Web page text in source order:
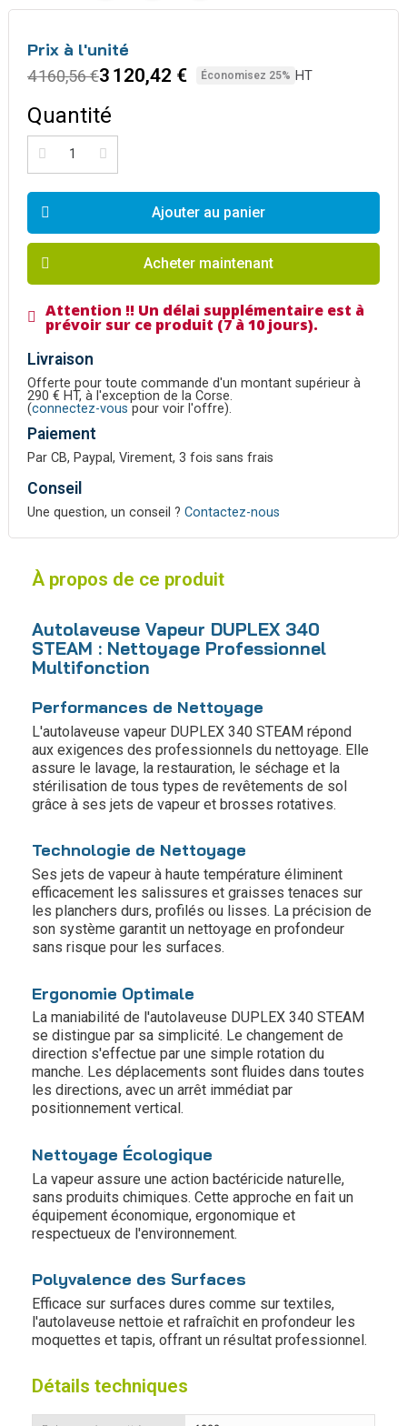
Prix à l'unité
4 160,56 €3 120,42 € Économisez 25% HT
Quantité
Ajouter au panier
Acheter maintenant
Attention !! Un délai supplémentaire est à
prévoir sur ce produit (7 à 10 jours).
Livraison
Offerte pour toute commande d'un montant supérieur à
290 € HT, à l'exception de la Corse.
(connectez-vous pour voir l'offre).
Paiement
Par CB, Paypal, Virement, 3 fois sans frais
Conseil
Une question, un conseil ? Contactez-nous
À propos de ce produit
Autolaveuse Vapeur DUPLEX 340
STEAM : Nettoyage Professionnel
Multifonction
Performances de Nettoyage
L'autolaveuse vapeur DUPLEX 340 STEAM répond
aux exigences des professionnels du nettoyage. Elle
assure le lavage, la restauration, le séchage et la
stérilisation de tous types de revêtements de sol
grâce à ses jets de vapeur et brosses rotatives.
Technologie de Nettoyage
Ses jets de vapeur à haute température éliminent
efficacement les salissures et graisses tenaces sur
les planchers durs, profilés ou lisses. La précision de
son système garantit un nettoyage en profondeur
sans risque pour les surfaces.
Ergonomie Optimale
La maniabilité de l'autolaveuse DUPLEX 340 STEAM
se distingue par sa simplicité. Le changement de
direction s'effectue par une simple rotation du
manche. Les déplacements sont fluides dans toutes
les directions, avec un arrêt immédiat par
positionnement vertical.
Nettoyage Écologique
La vapeur assure une action bactéricide naturelle,
sans produits chimiques. Cette approche en fait un
équipement économique, ergonomique et
respectueux de l'environnement.
Polyvalence des Surfaces
Efficace sur surfaces dures comme sur textiles,
l'autolaveuse nettoie et rafraîchit en profondeur les
moquettes et tapis, offrant un résultat professionnel.
Détails techniques